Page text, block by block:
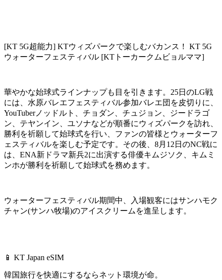
[KT 5G超能力] KTウィズパークで楽しむバカンス！ KT 5G
ウォーターフェスティバル [KTトーカークムビョルママ]
華やかな始球式ラインナップも目を引きます。25日のLG戦
には、水原バレエフェスティバル参加バレエ団を皮切りに、
YouTuberノッドルト、チョダン、チュジョン、ジードラゴ
ン、テヤンイン、ユソナなどが順番にウィズパークを訪れ、
勝利を祈願して始球式を行い、ファンの皆様とウォーターフ
ェスティバルを楽しむ予定です。その後、8月12日のNC戦に
は、ENA新ドラマ新兵2に出演する俳優キムジソク、キムミ
ンホが勝利を祈願して始球式を務めます。
ウォーターフェスティバル期間中、入場観客にはサンハモク
チャン(サンハ牧場)のアイスクリームを進呈します。
📱 KT Japan eSIM
韓国旅行を快適にするならネット環境が命。